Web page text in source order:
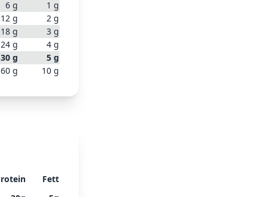
6 g 1 g
12 g 2 g
18 g 3 g
24 g 4 g
30 g 5 g
60 g 10 g
Fett